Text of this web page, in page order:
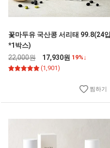
꽃마두유 국산콩 서리태 99.8(24입
*1박스)
22,000원
17,930원 19%↓
(1,901)
찜하기